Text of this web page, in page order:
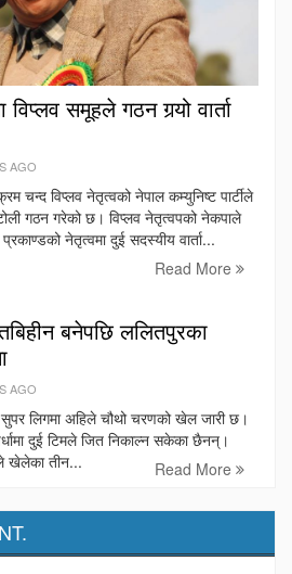
समूहले गठन गर्‍यो वार्ता
AGO
चन्द विप्लव नेतृत्वको नेपाल कम्युनिष्ट पार्टीले
टोली गठन गरेको छ। विप्लव नेतृत्वपको नेकपाले
नेतृत्वमा दुई सदस्यीय वार्ता...
Read More
बनेपछि ललितपुरका
AGO
लिगमा अहिले चौथो चरणको खेल जारी छ।
दुई टिमले जित निकाल्न सकेका छैनन्।
खेलेका तीन...
Read More